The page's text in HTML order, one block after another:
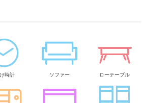
時計 ソファー ローテーブル